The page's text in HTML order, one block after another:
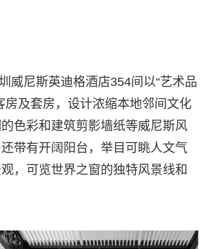
威尼斯英迪格酒店354间以“艺术品
房及套房，设计浓缩本地邻间文化
色彩和建筑剪影墙纸等威尼斯风
带有开阔阳台，举目可眺人文气
，可览世界之窗的独特风景线和